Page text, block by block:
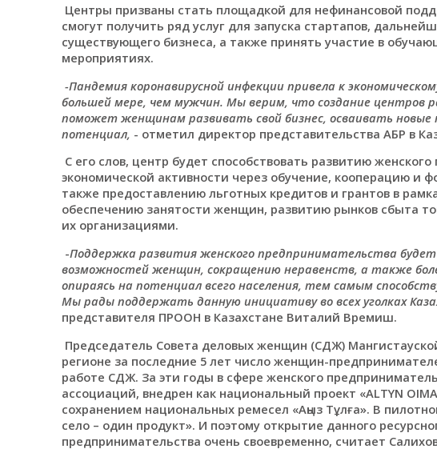
Центры призваны стать площадкой для нефинансовой
смогут получить ряд услуг для запуска стартапов,
существующего бизнеса, а также принять участие в
мероприятиях.
-Пандемия коронавирусной инфекции привела к
большей мере, чем мужчин. Мы верим, что создание центров
поможет женщинам развивать свой бизнес, осваивать новые
потенциал, - отметил директор представительства АБР в
С его слов, центр будет способствовать развитию
экономической активности через обучение, кооперацию и
также предоставлению льготных кредитов и грантов в
обеспечению занятости женщин, развитию рынков сбыта
их организациями.
-Поддержка развития женского предпринимательства
возможностей женщин, сокращению неравенств, а также
опираясь на потенциал всего населения, тем самым
Мы рады поддержать данную инициативу во всех уголках
представителя ПРООН в Казахстане Виталий Времиш.
Председатель Совета деловых женщин (СДЖ)
регионе за последние 5 лет число женщин-
работе СДЖ. За эти годы в сфере женского
ассоциаций, внедрен как национальный проект «ALTYN
сохранением национальных ремесел «Аңыз Тұлға». В
село – один продукт». И поэтому открытие данного
предпринимательства очень своевременно, считает